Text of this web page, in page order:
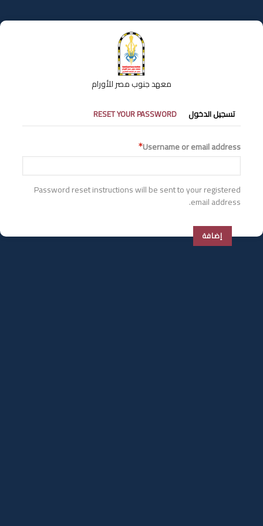
إلى
المحتوى
معهد جنوب مصر للأورام
التبويبات
الأساسية
تسجيل الدخول RESET YOUR PASSWORD
Username or email address
Password reset instructions will be sent to your registered
email address.